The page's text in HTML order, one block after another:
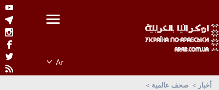
أخبار صحف عالمية